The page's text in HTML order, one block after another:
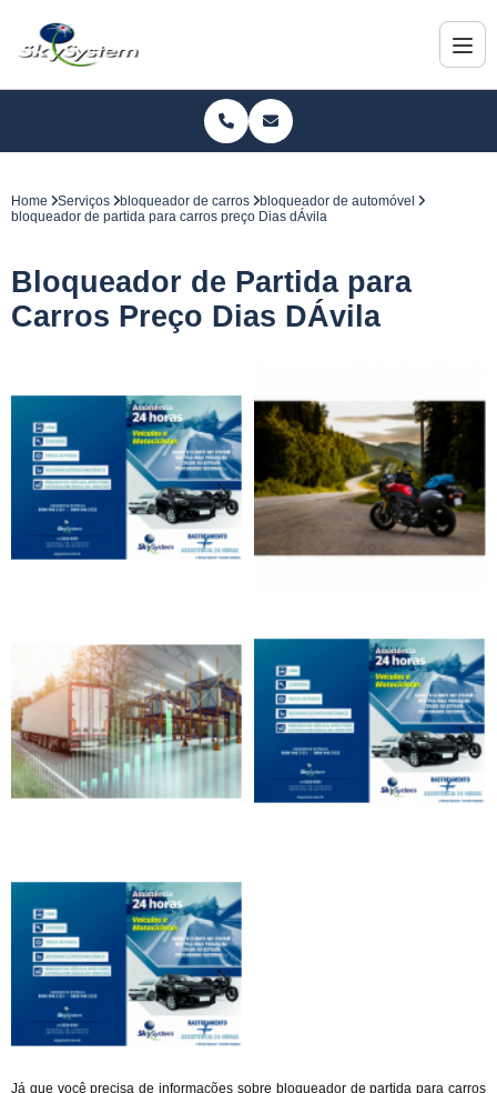
Home Serviços bloqueador de carros
bloqueador de automóvel
bloqueador de partida para carros preço Dias dÁvila
Bloqueador de Partida para
Carros Preço Dias DÁvila
Já que você precisa de informações sobre bloqueador de partida para carros